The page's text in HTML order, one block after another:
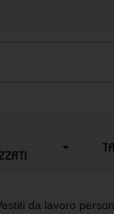
da lavoro